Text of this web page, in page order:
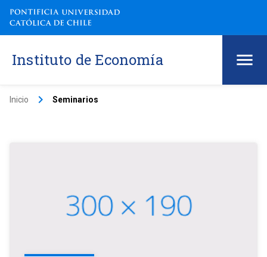
Instituto de Economía
Inicio keyboard_arrow_right Seminarios